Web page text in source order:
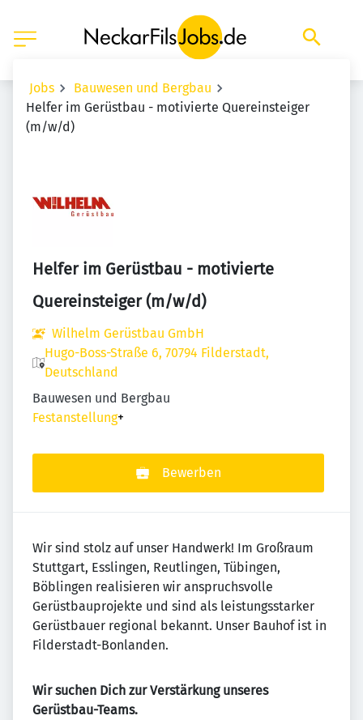
Jobs
Bauwesen und Bergbau
Helfer im Gerüstbau - motivierte Quereinsteiger
(m/w/d)
Helfer im Gerüstbau - motivierte
Quereinsteiger (m/w/d)
Wilhelm Gerüstbau GmbH
Hugo-Boss-Straße 6, 70794 Filderstadt,
Deutschland
Bauwesen und Bergbau
Festanstellung+
Bewerben
Wir sind stolz auf unser Handwerk! Im Großraum
Stuttgart, Esslingen, Reutlingen, Tübingen,
Böblingen realisieren wir anspruchsvolle
Gerüstbauprojekte und sind als leistungsstarker
Gerüstbauer regional bekannt. Unser Bauhof ist in
Filderstadt-Bonlanden.
Wir suchen Dich zur Verstärkung unseres
Gerüstbau-Teams.